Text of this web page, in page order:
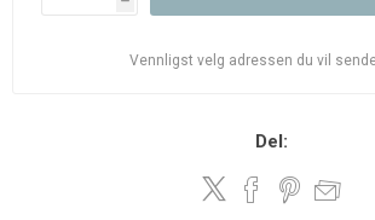
Vennligst velg adressen du vil
Del: